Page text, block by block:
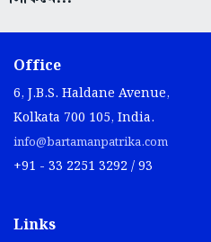
Office
6, J.B.S. Haldane Avenue,
Kolkata 700 105, India.
info@bartamanpatrika.com
+91 - 33 2251 3292 / 93
Links